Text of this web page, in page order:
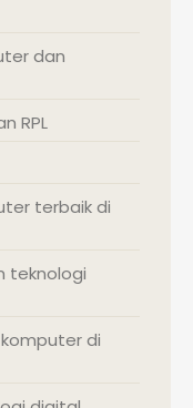
dan
RPL
terbaik di
teknologi
di